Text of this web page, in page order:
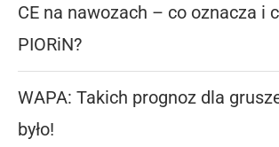
CE na nawozach – co oznacza i
PIORiN?
WAPA: Takich prognoz dla
było!